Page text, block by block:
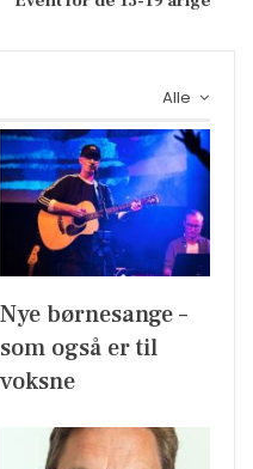
Alle
Nye børnesange –
som også er til
voksne